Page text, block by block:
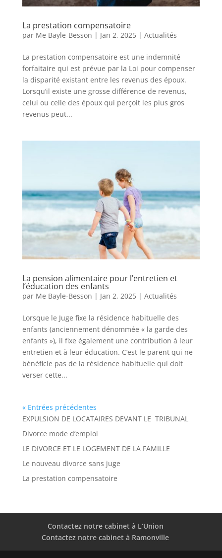
La prestation compensatoire
par Me Bayle-Besson | Jan 2, 2025| Actualités
La prestation compensatoire est une indemnité
forfaitaire qui est prévue par la Loi pour compenser
la disparité existant entre les revenus des époux.
Lorsqu’il existe une grosse différence de revenus,
celui ou celle des époux qui perçoit les plus gros
revenus peut...
La pension alimentaire pour l’entretien et
l’éducation des enfants
par Me Bayle-Besson | Jan 2, 2025| Actualités
Lorsque le Juge fixe la résidence habituelle des
enfants (anciennement dénommée « la garde des
enfants »), il fixe également une contribution à leur
entretien et à leur éducation. C’est le parent qui ne
bénéficie pas de la résidence habituelle qui doit
verser cette...
« Entrées précédentes
EXPULSION DE LOCATAIRES DEVANT LE TRIBUNAL
Divorce mode d’emploi
LE DIVORCE ET LE LOGEMENT DE LA FAMILLE
Le nouveau divorce sans juge
La prestation compensatoire
Contactez notre cabinet à L’Union
Contactez notre cabinet à Ramonville